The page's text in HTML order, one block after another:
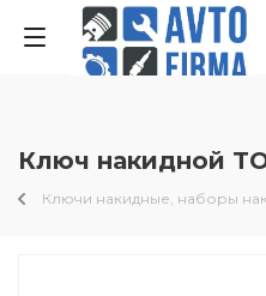
Ключ накидной
Ключи накидные, наборы